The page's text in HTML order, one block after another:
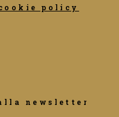
policy
newsletter